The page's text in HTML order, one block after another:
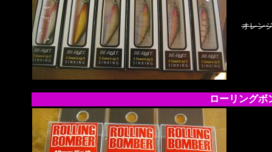
オレン
ローリングボ